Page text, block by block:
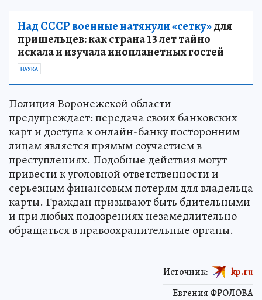
Над СССР военные натянули «сетку»для
пришельцев: как страна 13 лет тайно
искала и изучала инопланетных гостей
НАУКА
Полиция Воронежской области
предупреждает: передача своих банковских
карт и доступа к онлайн-банку посторонним
лицам является прямым соучастием в
преступлениях. Подобные действия могут
привести к уголовной ответственности и
серьезным финансовым потерям для владельца
карты. Граждан призывают быть бдительными
и при любых подозрениях незамедлительно
обращаться в правоохранительные органы.
Евгения ФРОЛОВА
Источник: kp.ru